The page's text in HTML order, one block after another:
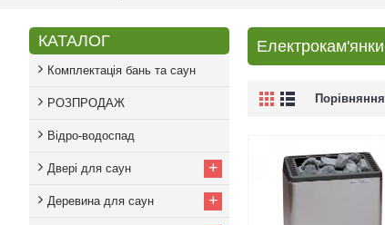
КАТАЛОГ
Комплектація бань та саун
РОЗПРОДАЖ
Відро-водоспад
Двері для саун +
Деревина для саун +